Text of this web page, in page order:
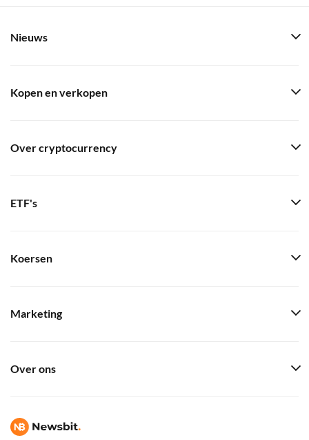
Nieuws
Kopen en verkopen
Over cryptocurrency
ETF's
Koersen
Marketing
Over ons